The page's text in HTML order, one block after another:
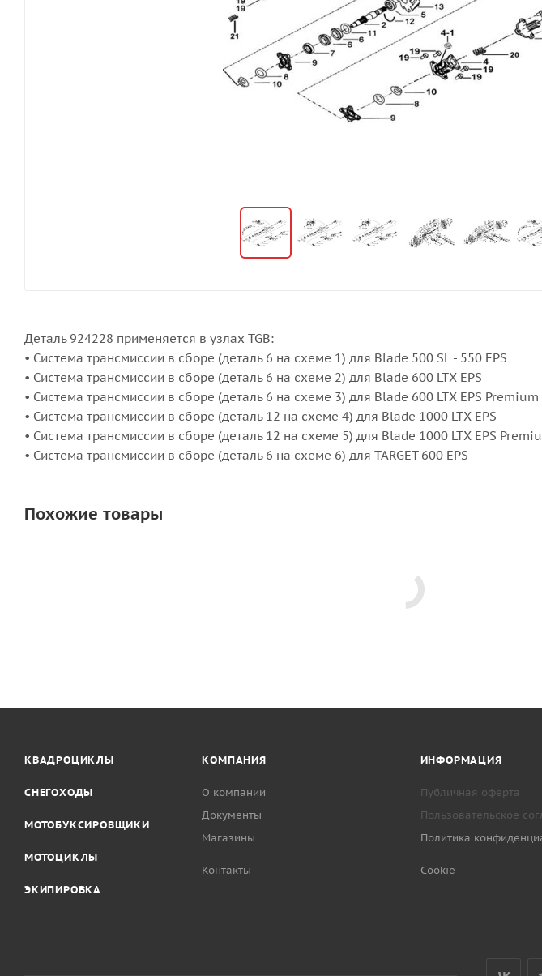
Деталь 924228 применяется в узлах TGB:
• Система трансмиссии в сборе (деталь 6 на схеме 1) для Blade 500 SL - 550 EPS
• Система трансмиссии в сборе (деталь 6 на схеме 2) для Blade 600 LTX EPS
• Система трансмиссии в сборе (деталь 6 на схеме 3) для Blade 600 LTX EPS Premium
• Система трансмиссии в сборе (деталь 12 на схеме 4) для Blade 1000 LTX EPS
• Система трансмиссии в сборе (деталь 12 на схеме 5) для Blade 1000 LTX EPS
• Система трансмиссии в сборе (деталь 6 на схеме 6) для TARGET 600 EPS
Похожие товары
КВАДРОЦИКЛЫ
СНЕГОХОДЫ
МОТОБУКСИРОВЩИКИ
МОТОЦИКЛЫ
ЭКИПИРОВКА
КОМПАНИЯ
О компании
Документы
Магазины
Контакты
ИНФОРМАЦИЯ
Публичная оферта
Пользовательское
Политика
Cookie